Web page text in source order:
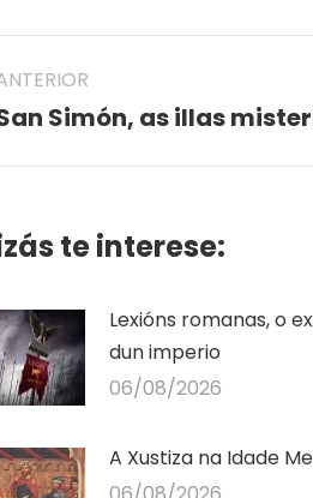
Simón, as illas
te interese:
Lexións romanas, o
dun imperio
06/08/2026
A Xustiza na Idade